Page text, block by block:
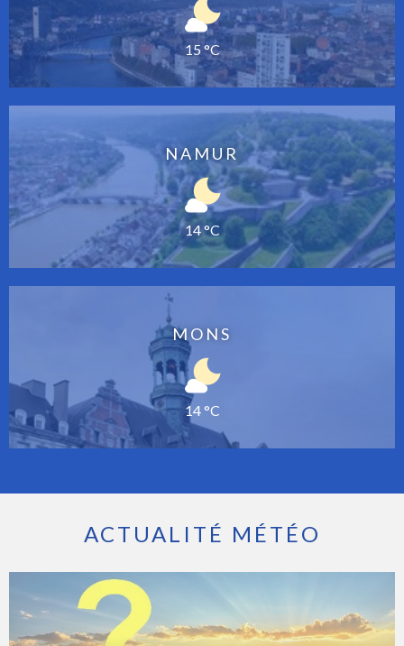
15 °C
NAMUR
14 °C
MONS
14 °C
ACTUALITÉ MÉTÉO